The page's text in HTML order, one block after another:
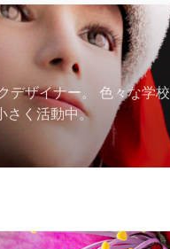
デザイナー。 色々な学校
さく活動中。